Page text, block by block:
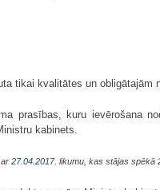
tikai kvalitātes un
prasības, kuru ievērošana
kabinets.
ar 27.04.2017. likumu, kas stājas spēkā